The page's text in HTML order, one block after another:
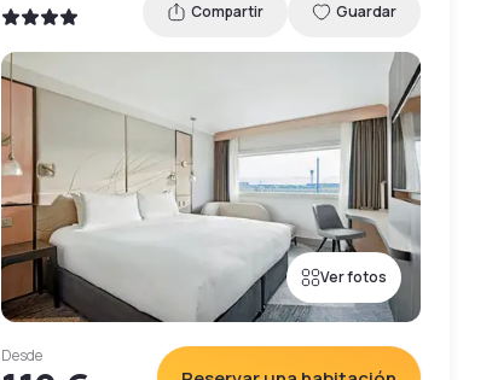
Compartir Guardar
Ver fotos
Desde